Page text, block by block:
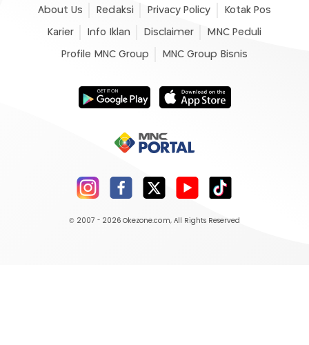
About Us Redaksi Privacy Policy Kotak Pos
Karier Info Iklan Disclaimer MNC Peduli
Profile MNC Group MNC Group Bisnis
© 2007 - 2026 Okezone.com, All Rights Reserved